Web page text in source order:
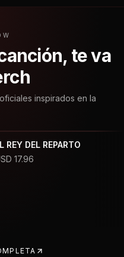
te va
inspirados en la
REY DEL REPARTO
17.96